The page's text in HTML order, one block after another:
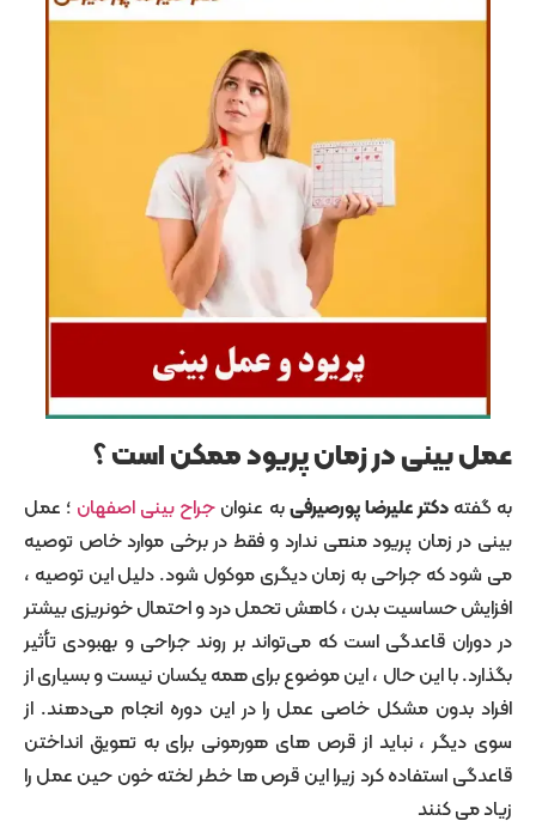
در زمان پریود ممکن است ؟
دکتر علیرضا پورصیرفیبه عنوانجراح بینی اصفهان؛ عمل
زمان پریود منعی ندارد و فقط در برخی موارد خاص توصیه
جراحی به زمان دیگری موکول شود. دلیل این توصیه ،
حساسیت بدن ، کاهش تحمل درد و احتمال خونریزی بیشتر
قاعدگی است که می‌تواند بر روند جراحی و بهبودی تأثیر
با این حال ، این موضوع برای همه یکسان نیست و بسیاری از
مشکل خاصی عمل را در این دوره انجام می‌دهند. از
، نباید از قرص های هورمونی برای به تعویق انداختن
استفاده کرد زیرا این قرص ها خطر لخته خون حین عمل را
کنند